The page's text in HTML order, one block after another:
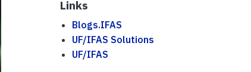
Links
Blogs.IFAS
UF/IFAS Solutions
UF/IFAS